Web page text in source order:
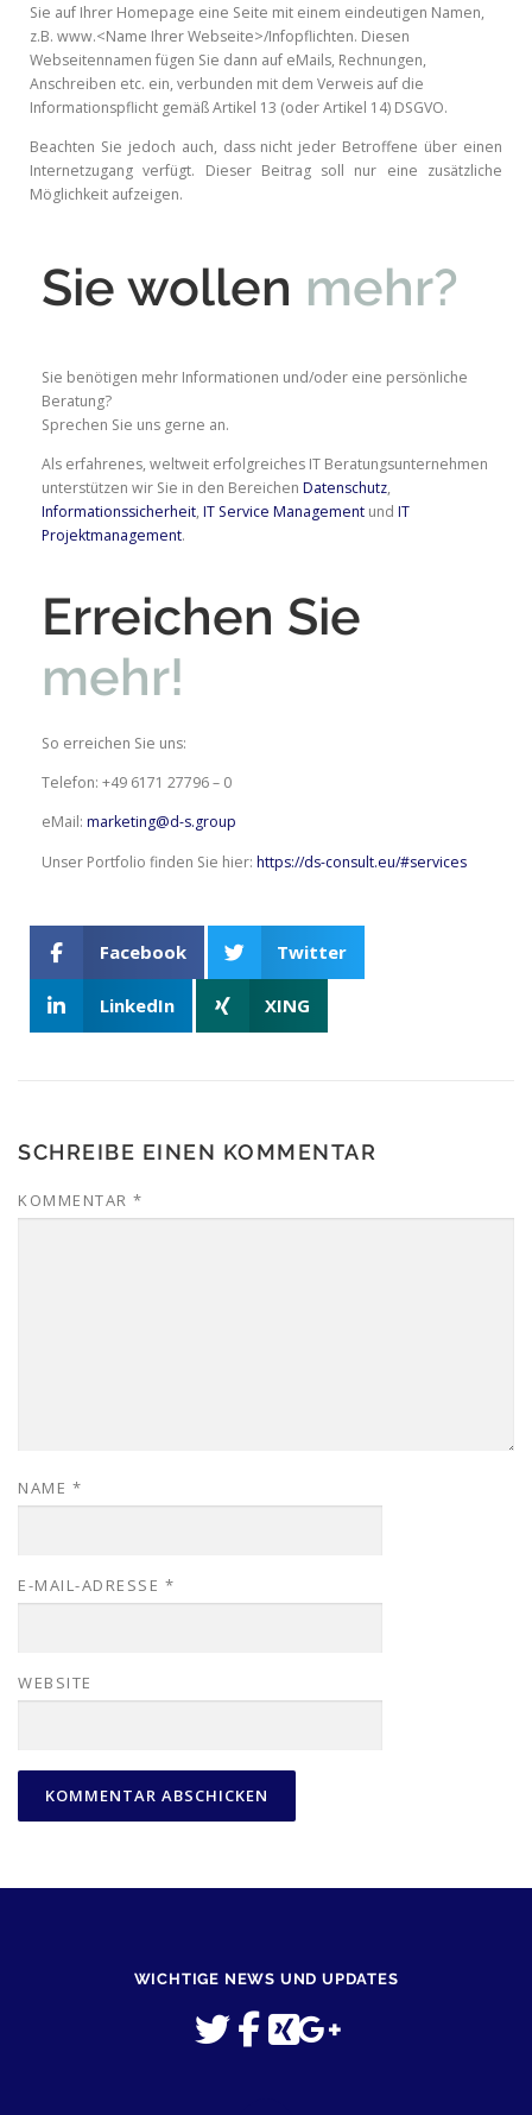
Sie auf Ihrer Homepage eine Seite mit einem eindeutigen Namen,
z.B. www.<Name Ihrer Webseite>/Infopflichten. Diesen
Webseitennamen fügen Sie dann auf eMails, Rechnungen,
Anschreiben etc. ein, verbunden mit dem Verweis auf die
Informationspflicht gemäß Artikel 13 (oder Artikel 14) DSGVO.
Beachten Sie jedoch auch, dass nicht jeder Betroffene über einen
Internetzugang verfügt. Dieser Beitrag soll nur eine zusätzliche
Möglichkeit aufzeigen.
Sie wollen mehr?
Sie benötigen mehr Informationen und/oder eine persönliche
Beratung?
Sprechen Sie uns gerne an.
Als erfahrenes, weltweit erfolgreiches IT Beratungsunternehmen
unterstützen wir Sie in den Bereichen Datenschutz,
Informationssicherheit, IT Service Management und IT
Projektmanagement.
Erreichen Sie
mehr!
So erreichen Sie uns:
Telefon: +49 6171 27796 – 0
eMail: marketing@d-s.group
Unser Portfolio finden Sie hier: https://ds-consult.eu/#services
Facebook Twitter
LinkedIn XING
SCHREIBE EINEN KOMMENTAR
KOMMENTAR *
NAME *
E-MAIL-ADRESSE *
WEBSITE
WICHTIGE NEWS UND UPDATES